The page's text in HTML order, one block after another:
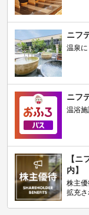
ニフ
温泉
ニフ
温浴
【
内】
株主
拡充さ